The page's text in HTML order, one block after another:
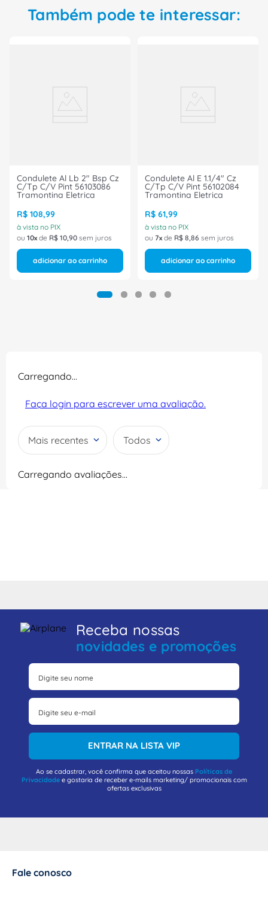
qualidade inferior, adquira o modelo da marca
Wetzel e sinta a diferença na excelência de suas
Também pode te interessar:
Condulete Al Lb 2" Bsp Cz
C/Tp C/V Pint 56103086
Tramontina Eletrica
R$ 108,99
à vista no PIX
ou 10 de R$ 10,90 sem juros
adicionar ao carrinho
Condulete Al E 1.1/4" Cz
C/Tp C/V Pint 56102084
Tramontina Eletrica
R$ 61,99
à vista no PIX
ou 7 de R$ 8,86 sem juros
adicionar ao carrinho
Carregando…
Faça login para escrever uma avaliação.
Mais recentes Todos
Carregando avaliações…
Receba nossas
novidades e promoções
ENTRAR NA LISTA VIP
Ao se cadastrar, você confirma que aceitou nossas Políticas de
Privacidadee gostaria de receber e-mails marketing/ promocionais com
ofertas exclusivas
Fale conosco